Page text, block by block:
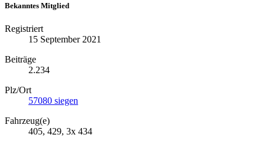
Bekanntes Mitglied
Registriert
15 September 2021
Beiträge
2.234
Plz/Ort
57080 siegen
Fahrzeug(e)
405, 429, 3x 434